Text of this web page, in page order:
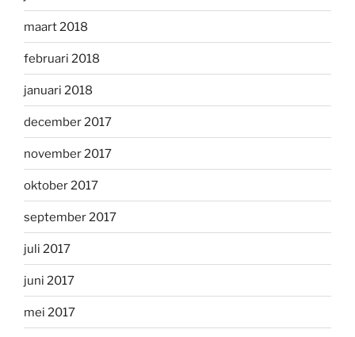
maart 2018
februari 2018
januari 2018
december 2017
november 2017
oktober 2017
september 2017
juli 2017
juni 2017
mei 2017